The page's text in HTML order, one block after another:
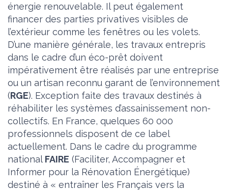
énergie renouvelable. Il peut également
financer des parties privatives visibles de
l’extérieur comme les fenêtres ou les volets.
D’une manière générale, les travaux entrepris
dans le cadre d’un éco-prêt doivent
impérativement être réalisés par une entreprise
ou un artisan reconnu garant de l’environnement
(RGE). Exception faite des travaux destinés à
réhabiliter les systèmes d’assainissement non-
collectifs. En France, quelques 60 000
professionnels disposent de ce label
actuellement. Dans le cadre du programme
national FAIRE (Faciliter, Accompagner et
Informer pour la Rénovation Énergétique)
destiné à « entraîner les Français vers la